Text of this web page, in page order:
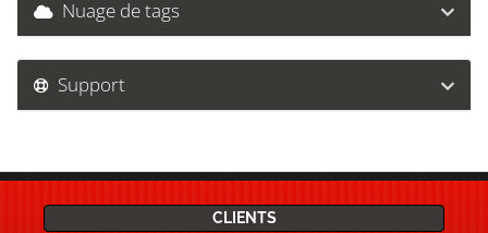
Nuage de tags
Support
CLIENTS